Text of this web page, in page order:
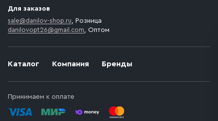
Каталог Компания Бренды
Принимаем к оплате
Для заказов
sale@danilov-shop.ru, Розница
danilovopt26@gmail.com, Оптом